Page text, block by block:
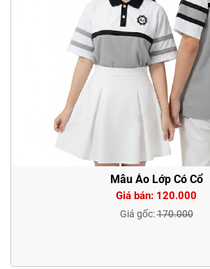
Mẫu Áo Lớp Có Cổ
Giá bán: 120.000
Giá gốc:170.000